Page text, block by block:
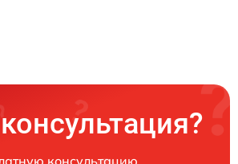
консультацию